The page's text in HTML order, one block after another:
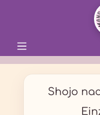
Shojo